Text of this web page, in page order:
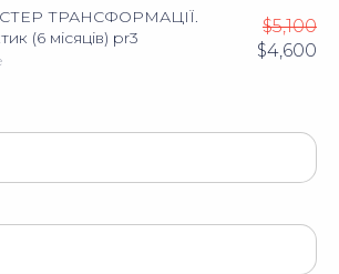
ТРАНСФОРМАЦІЇ.
(6 місяців) pr3
$5,100
$4,600